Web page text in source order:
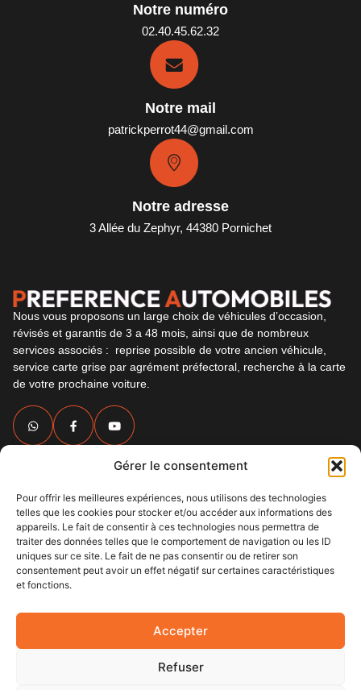
Gérer le consentement
Pour offrir les meilleures expériences, nous utilisons des technologies
telles que les cookies pour stocker et/ou accéder aux informations des
appareils. Le fait de consentir à ces technologies nous permettra de
traiter des données telles que le comportement de navigation ou les ID
uniques sur ce site. Le fait de ne pas consentir ou de retirer son
consentement peut avoir un effet négatif sur certaines caractéristiques
et fonctions.
Accepter
Refuser
Notre numéro
02.40.45.62.32
Notre mail
patrickperrot44@gmail.com
Notre adresse
3 Allée du Zephyr, 44380 Pornichet
Nous vous proposons un large choix de véhicules d’occasion,
révisés et garantis de 3 a 48 mois, ainsi que de nombreux
services associés : reprise possible de votre ancien véhicule,
service carte grise par agrément préfectoral, recherche à la carte
de votre prochaine voiture.
La Centrale
Nos occasions
Contact
Une question ? Besoin d’une voiture
? Contactez nous !
La Centrale Contact